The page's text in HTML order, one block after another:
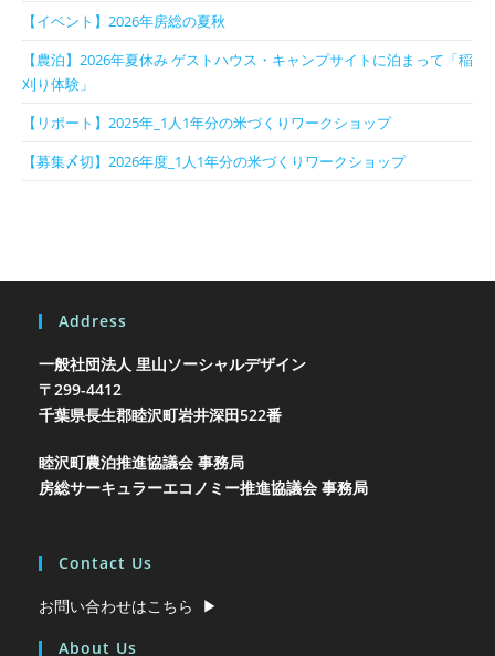
【イベント】2026年房総の夏秋
【農泊】2026年夏休み ゲストハウス・キャンプサイトに泊まって「稲
刈り体験」
【リポート】2025年_1人1年分の米づくりワークショップ
【募集〆切】2026年度_1人1年分の米づくりワークショップ
Address
一般社団法人 里山ソーシャルデザイン
〒299-4412
千葉県長生郡睦沢町岩井深田522番
睦沢町農泊推進協議会 事務局
房総サーキュラーエコノミー推進協議会 事務局
Contact Us
お問い合わせはこちら ▶︎
About Us